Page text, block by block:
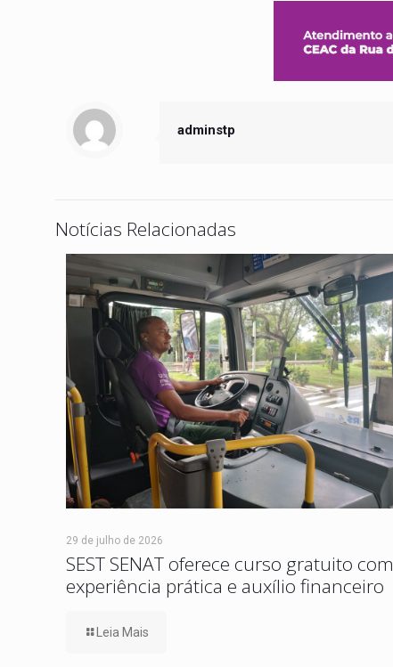
adminstp
Notícias Relacionadas
29 de julho de 2026
SEST SENAT oferece curso gratuito com
experiência prática e auxílio financeiro
Leia Mais